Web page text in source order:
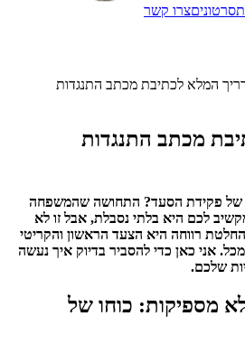
סרטוניםצרו קשר
המלא לכתיבת מכתב התנגדות
מכתב התנגדות
של פקידת הסעד? התחושה שהמשפחה
לכם היא בלתי נסבלת, אבל זו לא
רווחה היא הצעד הראשון והקריטי
אני כאן כדי להסביר בדיוק איך נעשה
שלכם.
מספיקות: כוחו של